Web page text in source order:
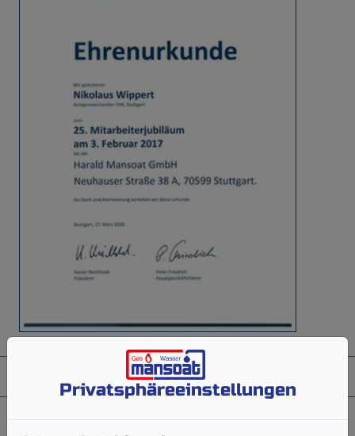
Juni 2022 – Sponsoring bei “The
Privatsphäre­einstellungen